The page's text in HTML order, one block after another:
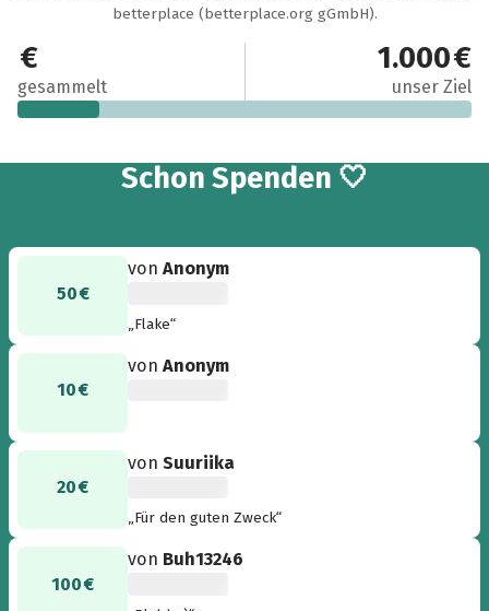
betterplace (betterplace.org gGmbH).
180 €
gesammelt
1.000 €
unser Ziel
Schon 4
Spenden 🤍
50 €
vonAnonym
„Flake“
10 €
vonAnonym
20 €
vonSuuriika
„Für den guten Zweck“
100 €
von Buh13246